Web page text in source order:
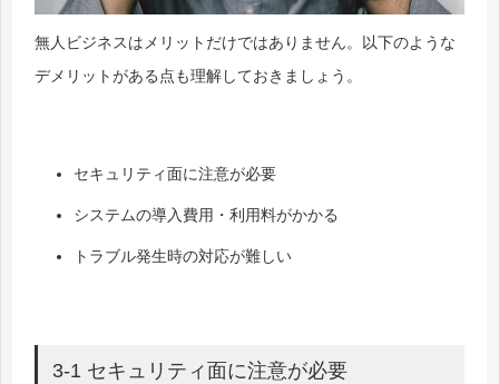
無人ビジネスはメリットだけではありません。以下のような
デメリットがある点も理解しておきましょう。
セキュリティ面に注意が必要
システムの導入費用・利用料がかかる
トラブル発生時の対応が難しい
3-1 セキュリティ面に注意が必要